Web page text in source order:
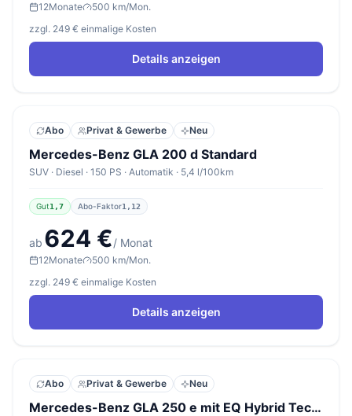
12Monate
500 km/Mon.
zzgl. 249 € einmalige Kosten
Details anzeigen
Abo Privat & Gewerbe Neu
Mercedes-Benz GLA 200 d Standard
SUV · Diesel · 150 PS · Automatik · 5,4 l/100km
Gut1,7 Abo-Faktor1,12
ab 624 €/ Monat
12Monate
500 km/Mon.
zzgl. 249 € einmalige Kosten
Details anzeigen
Abo Privat & Gewerbe Neu
Mercedes-Benz GLA 250 e mit EQ Hybrid Technologie Standard